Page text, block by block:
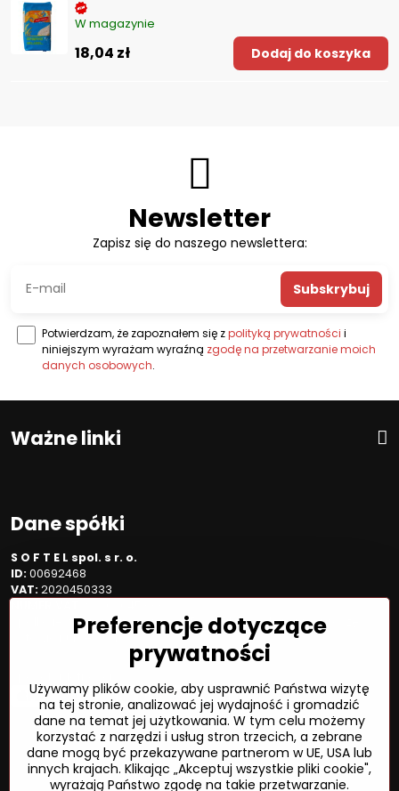
W magazynie
18,04 zł Dodaj do koszyka
Newsletter
Zapisz się do naszego newslettera:
Subskrybuj
Potwierdzam, że zapoznałem się zpolityką prywatności i
niniejszym wyrażam wyraźną zgodę na przetwarzanie moich
danych osobowych.
Ważne linki
Dane spółki
S O F T E L spol. s r. o.
ID: 00692468
VAT: 2020450333
Spółka jest zarejestrowana w OR OS Žilina, sekcja Sro, proszę
wstawić numer: 6/L
©2026Prawa autorskie
Preferencje dotyczące prywatności
Preferencje dotyczące
prywatności
Używamy plików cookie, aby usprawnić Państwa wizytę
na tej stronie, analizować jej wydajność i gromadzić
dane na temat jej użytkowania. W tym celu możemy
korzystać z narzędzi i usług stron trzecich, a zebrane
dane mogą być przekazywane partnerom w UE, USA lub
innych krajach. Klikając „Akceptuj wszystkie pliki cookie",
wyrażają Państwo zgodę na takie przetwarzanie.